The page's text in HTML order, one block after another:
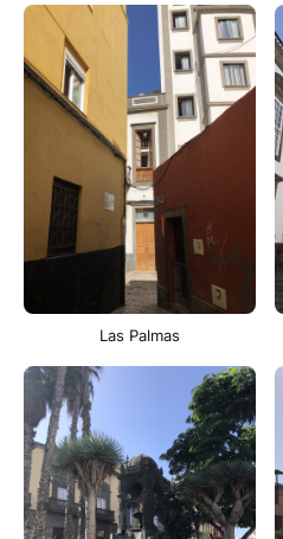
Las Palmas